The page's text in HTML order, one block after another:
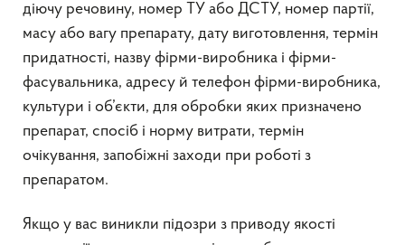
діючу речовину, номер ТУ або ДСТУ, номер партії,
масу або вагу препарату, дату виготовлення, термін
придатності, назву фірми-виробника і фірми-
фасувальника, адресу й телефон фірми-виробника,
культури і об’єкти, для обробки яких призначено
препарат, спосіб і норму витрати, термін
очікування, запобіжні заходи при роботі з
препаратом.
Якщо у вас виникли підозри з приводу якості